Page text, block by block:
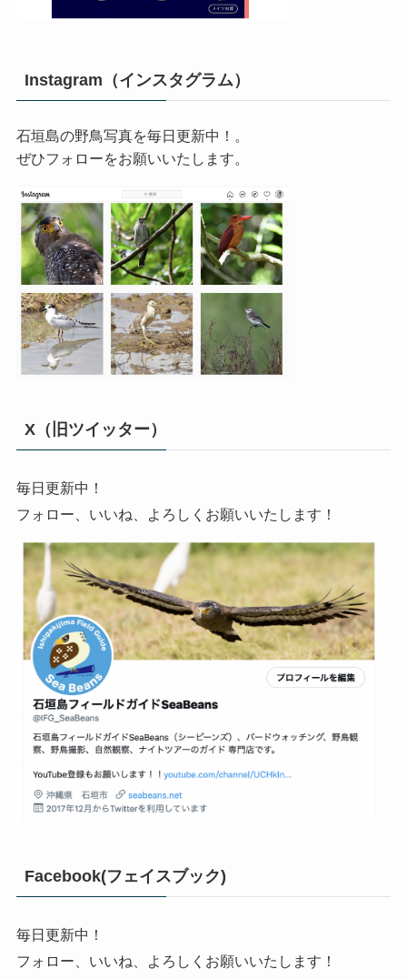
Instagram（インスタグラム）
石垣島の野鳥写真を毎日更新中！。
ぜひフォローをお願いいたします。
X（旧ツイッター）
毎日更新中！
フォロー、いいね、よろしくお願いいたします！
Facebook(フェイスブック)
毎日更新中！
フォロー、いいね、よろしくお願いいたします！